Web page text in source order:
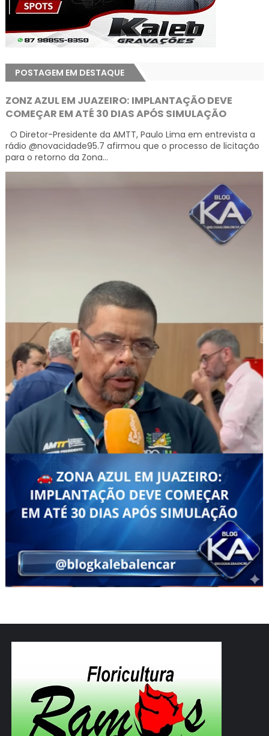
POSTAGEM EM DESTAQUE
ZONZ AZUL EM JUAZEIRO: IMPLANTAÇÃO DEVE
COMEÇAR EM ATÉ 30 DIAS APÓS SIMULAÇÃO
O Diretor-Presidente da AMTT, Paulo Lima em entrevista a
rádio @novacidade95.7 afirmou que o processo de licitação
para o retorno da Zona...